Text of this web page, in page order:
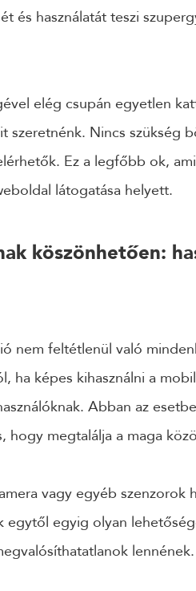
és használatát teszi
elég csupán egyetlen
szeretnénk. Nincs szükség
Ez a legfőbb ok,
látogatása helyett.
köszönhetően:
nem feltétlenül való
ha képes kihasználni a
Abban az
hogy megtalálja a maga
vagy egyéb szenzorok
egyig olyan
lennének.